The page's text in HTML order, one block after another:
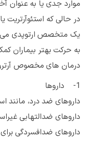
موارد جدی یا به عنوان
در حالی که استئوآرتریت
یک متخصص ارتوپدی می
به حرکت بهتر بیماران
درمان های مخصوص
1- داروها
داروهای ضد درد، مانند
داروهای ضدالتهابی
داروهای ضدافسردگی